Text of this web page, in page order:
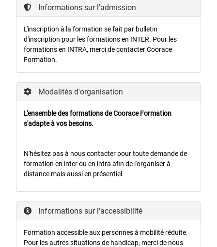
Informations sur l'admission
L'inscription à la formation se fait par bulletin
d'inscription pour les formations en INTER. Pour les
formations en INTRA, merci de contacter Coorace
Formation.
Modalités d'organisation
L'ensemble des formations de Coorace Formation
s'adapte à vos besoins.
N'hésitez pas à nous contacter pour toute demande de
formation en inter ou en intra afin de l'organiser à
distance mais aussi en présentiel.
Informations sur l'accessibilité
Formation accessible aux personnes à mobilité réduite.
Pour les autres situations de handicap, merci de nous